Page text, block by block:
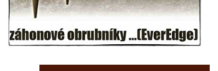
Kostel svatého archanděla Michaela ve
Všestudech
Kostel svatého Václava ve Strupčicích